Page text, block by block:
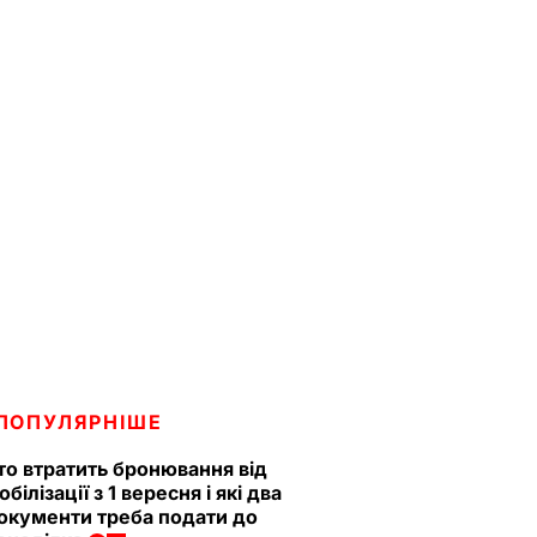
втратить бронювання від
з 1 вересня і які два
треба подати до